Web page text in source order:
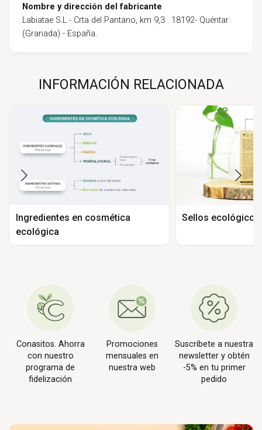
Nombre y dirección del fabricante
Labiatae S.L - Crta del Pantano, km 9,3 . 18192- Quéntar
(Granada) - España.
INFORMACIÓN RELACIONADA
Ingredientes en cosmética
ecológica
Sellos
Conasitos. Ahorra
con nuestro
programa de
fidelización
Promociones
mensuales en
nuestra web
Suscríbete a nuestra
newsletter y obtén
-5% en tu primer
pedido